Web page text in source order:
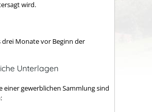
wird.
drei Monate vor Beginn der
Unterlagen
einer gewerblichen Sammlung sind
: